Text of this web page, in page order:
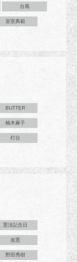
台風
皇室典範
BUTTER
柚木麻子
灯台
憲法記念日
改憲
野田秀樹